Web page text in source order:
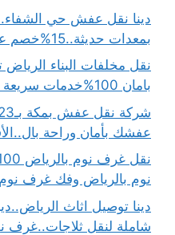
دينا نقل عفش حي
بمعدات حديثة..15%خصم على خدمةالتغليف
نقل مخلفات البناء
بامان 100%خدمات سريعة 24ساعة
عفشك بأمان وراحة
نوم بالرياض وفك غرف
دينا توصيل اثاث
شاملة لنقل ثلاجات..غرف